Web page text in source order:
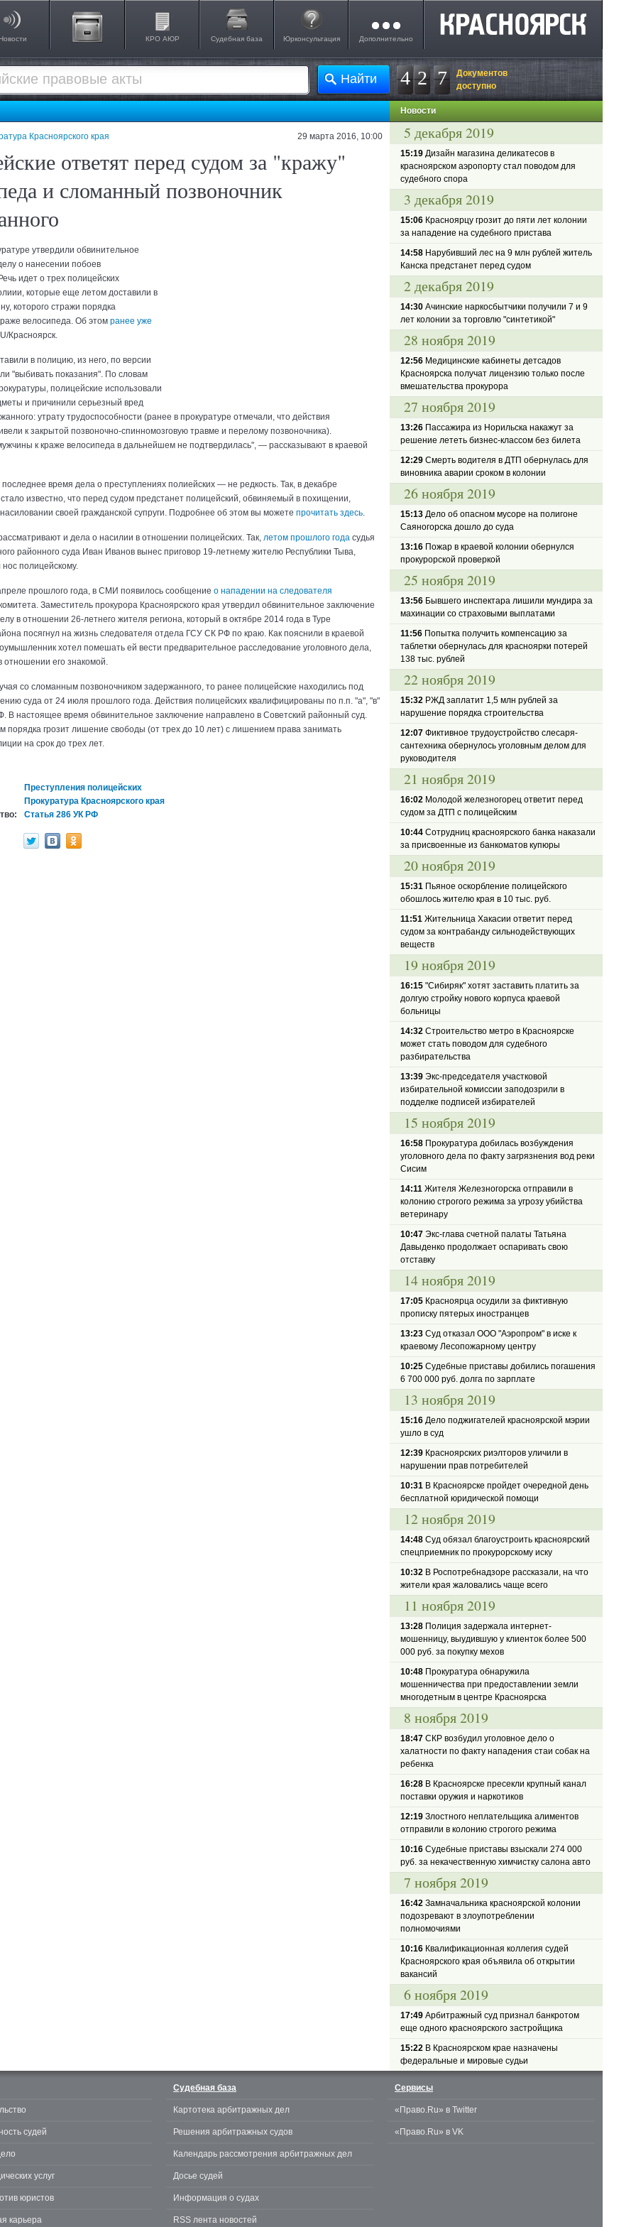
Новости КРО АЮР Судебная база Юрконсультация Дополнительно
4 2 7
Документов
доступно
29 марта 2016, 10:00
Красноярского края
ответят перед судом за "кражу"
и сломанный позвоночник
утвердили обвинительное
о нанесении побоев
идет о трех полицейских
которые еще летом доставили в
которого стражи порядка
велосипеда. Об этом ранее уже
Красноярск.
в полицию, из него, по версии
"выбивать показания". По словам
полицейские использовали
и причинили серьезный вред
утрату трудоспособности (ранее в прокуратуре отмечали, что действия
к закрытой позвоночно-спинномозговую травме и перелому позвоночника).
к краже велосипеда в дальнейшем не подтвердилась", — рассказывают в краевой
время дела о преступлениях полиейских — не редкость. Так, в декабре
известно, что перед судом предстанет полицейский, обвиняемый в похищении,
своей гражданской супруги. Подробнее об этом вы можете прочитать здесь.
и дела о насилии в отношении полицейских. Так, летом прошлого года судья
районного суда Иван Иванов вынес приговор 19-летнему жителю Республики Тыва,
полицейскому.
прошлого года, в СМИ появилось сообщение о нападении на следователя
Заместитель прокурора Красноярского края утвердил обвинительное заключение
в отношении 26-летнего жителя региона, который в октябре 2014 года в Туре
посягнул на жизнь следователя отдела ГСУ СК РФ по краю. Как пояснили в краевой
хотел помешать ей вести предварительное расследование уголовного дела,
отношении его знакомой.
со сломанным позвоночником задержанного, то ранее полицейские находились под
суда от 24 июля прошлого года. Действия полицейских квалифицированы по п.п. "а", "в"
В настоящее время обвинительное заключение направлено в Советский районный суд.
порядка грозит лишение свободы (от трех до 10 лет) с лишением права занимать
на срок до трех лет.
Преступления полицейских
Прокуратура Красноярского края
Статья 286 УК РФ
Новости
5 декабря 2019
15:19 Дизайн магазина деликатесов в
красноярском аэропорту стал поводом для
судебного спора
3 декабря 2019
15:06 Красноярцу грозит до пяти лет колонии
за нападение на судебного пристава
14:58 Нарубивший лес на 9 млн рублей житель
Канска предстанет перед судом
2 декабря 2019
14:30 Ачинские наркосбытчики получили 7 и 9
лет колонии за торговлю "синтетикой"
28 ноября 2019
12:56 Медицинские кабинеты детсадов
Красноярска получат лицензию только после
вмешательства прокурора
27 ноября 2019
13:26 Пассажира из Норильска накажут за
решение лететь бизнес-классом без билета
12:29 Смерть водителя в ДТП обернулась для
виновника аварии сроком в колонии
26 ноября 2019
15:13 Дело об опасном мусоре на полигоне
Саяногорска дошло до суда
13:16 Пожар в краевой колонии обернулся
прокурорской проверкой
25 ноября 2019
13:56 Бывшего инспектара лишили мундира за
махинации со страховыми выплатами
11:56 Попытка получить компенсацию за
таблетки обернулась для красноярки потерей
138 тыс. рублей
22 ноября 2019
15:32 РЖД заплатит 1,5 млн рублей за
нарушение порядка строительства
12:07 Фиктивное трудоустройство слесаря-
сантехника обернулось уголовным делом для
руководителя
21 ноября 2019
16:02 Молодой железногорец ответит перед
судом за ДТП с полицейским
10:44 Сотрудниц красноярского банка наказали
за присвоенные из банкоматов купюры
20 ноября 2019
15:31 Пьяное оскорбление полицейского
обошлось жителю края в 10 тыс. руб.
11:51 Жительница Хакасии ответит перед
судом за контрабанду сильнодействующих
веществ
19 ноября 2019
16:15 "Сибиряк" хотят заставить платить за
долгую стройку нового корпуса краевой
больницы
14:32 Строительство метро в Красноярске
может стать поводом для судебного
разбирательства
13:39 Экс-председателя участковой
избирательной комиссии заподозрили в
подделке подписей избирателей
15 ноября 2019
16:58 Прокуратура добилась возбуждения
уголовного дела по факту загрязнения вод реки
Сисим
14:11 Жителя Железногорска отправили в
колонию строгого режима за угрозу убийства
ветеринару
10:47 Экс-глава счетной палаты Татьяна
Давыденко продолжает оспаривать свою
отставку
14 ноября 2019
17:05 Красноярца осудили за фиктивную
прописку пятерых иностранцев
13:23 Суд отказал ООО "Аэропром" в иске к
краевому Лесопожарному центру
10:25 Судебные приставы добились погашения
6 700 000 руб. долга по зарплате
13 ноября 2019
15:16 Дело поджигателей красноярской мэрии
ушло в суд
12:39 Красноярских риэлторов уличили в
нарушении прав потребителей
10:31 В Красноярске пройдет очередной день
бесплатной юридической помощи
12 ноября 2019
14:48 Суд обязал благоустроить красноярский
спецприемник по прокурорскому иску
10:32 В Роспотребнадзоре рассказали, на что
жители края жаловались чаще всего
11 ноября 2019
13:28 Полиция задержала интернет-
мошенницу, выудившую у клиенток более 500
000 руб. за покупку мехов
10:48 Прокуратура обнаружила
мошенничества при предоставлении земли
многодетным в центре Красноярска
8 ноября 2019
18:47 СКР возбудил уголовное дело о
халатности по факту нападения стаи собак на
ребенка
16:28 В Красноярске пресекли крупный канал
поставки оружия и наркотиков
12:19 Злостного неплательщика алиментов
отправили в колонию строгого режима
10:16 Судебные приставы взыскали 274 000
руб. за некачественную химчистку салона авто
7 ноября 2019
16:42 Замначальника красноярской колонии
подозревают в злоупотреблении
полномочиями
10:16 Квалификационная коллегия судей
Красноярского края объявила об открытии
вакансий
6 ноября 2019
17:49 Арбитражный суд признал банкротом
еще одного красноярского застройщика
15:22 В Красноярском крае назначены
федеральные и мировые судьи
судей
услуг
юристов
карьера
Судебная база
Картотека арбитражных дел
Решения арбитражных судов
Календарь рассмотрения арбитражных дел
Досье судей
Информация о судах
RSS лента новостей
Сервисы
«Право.Ru» в Twitter
«Право.Ru» в VK